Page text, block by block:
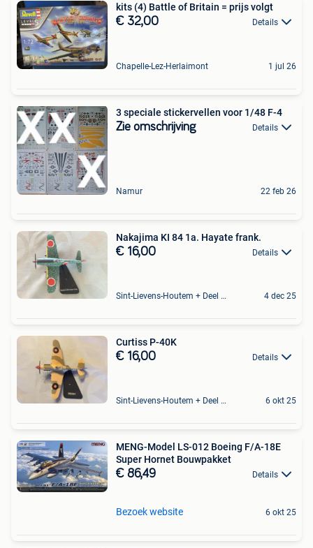
kits (4) Battle of Britain = prijs volgt
€ 32,00 Details
Chapelle-Lez-Herlaimont 1 jul 26
3 speciale stickervellen voor 1/48 F-4
Zie omschrijving Details
Namur 22 feb 26
Nakajima KI 84 1a. Hayate frank.
€ 16,00 Details
Sint-Lievens-Houtem + Deel Oombergen 4 dec 25
Curtiss P-40K
€ 16,00 Details
Sint-Lievens-Houtem + Deel Oombergen 6 okt 25
MENG-Model LS-012 Boeing F/A-18E
Super Hornet Bouwpakket
€ 86,49 Details
Bezoek website 6 okt 25